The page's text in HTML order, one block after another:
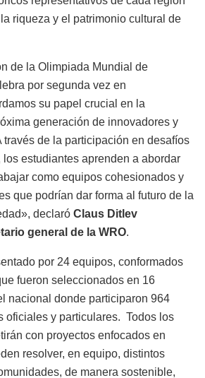
riqueza y el patrimonio cultural de
de la Olimpiada Mundial de
por segunda vez en
su papel crucial en la
generación de innovadores y
través de la participación en desafíos
estudiantes aprenden a abordar
como equipos cohesionados y
que podrían dar forma al futuro de la
declaró Claus Ditlev
general de la WRO.
por 24 equipos, conformados
fueron seleccionados en 16
nacional donde participaron 964
oficiales y particulares. Todos los
con proyectos enfocados en
resolver, en equipo, distintos
de manera sostenible,